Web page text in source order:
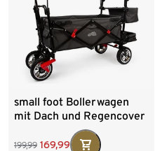
small foot Bollerwagen
mit Dach und Regencover
199,99 169,99